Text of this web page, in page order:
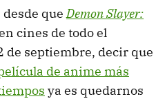
desde queDemon Slayer:
cines de todo el
de septiembre, decir que
de anime más
ya es quedarnos